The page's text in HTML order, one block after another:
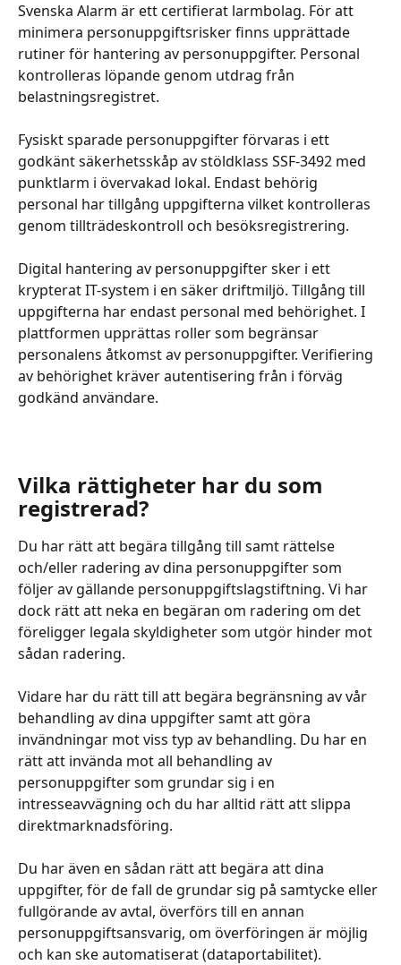
Svenska Alarm är ett certifierat larmbolag. För att
minimera personuppgiftsrisker finns upprättade
rutiner för hantering av personuppgifter. Personal
kontrolleras löpande genom utdrag från
belastningsregistret.
Fysiskt sparade personuppgifter förvaras i ett
godkänt säkerhetsskåp av stöldklass SSF-3492 med
punktlarm i övervakad lokal. Endast behörig
personal har tillgång uppgifterna vilket kontrolleras
genom tillträdeskontroll och besöksregistrering.
Digital hantering av personuppgifter sker i ett
krypterat IT-system i en säker driftmiljö. Tillgång till
uppgifterna har endast personal med behörighet. I
plattformen upprättas roller som begränsar
personalens åtkomst av personuppgifter. Verifiering
av behörighet kräver autentisering från i förväg
godkänd användare.
Vilka rättigheter har du som
registrerad?
Du har rätt att begära tillgång till samt rättelse
och/eller radering av dina personuppgifter som
följer av gällande personuppgiftslagstiftning. Vi har
dock rätt att neka en begäran om radering om det
föreligger legala skyldigheter som utgör hinder mot
sådan radering.
Vidare har du rätt till att begära begränsning av vår
behandling av dina uppgifter samt att göra
invändningar mot viss typ av behandling. Du har en
rätt att invända mot all behandling av
personuppgifter som grundar sig i en
intresseavvägning och du har alltid rätt att slippa
direktmarknadsföring.
Du har även en sådan rätt att begära att dina
uppgifter, för de fall de grundar sig på samtycke eller
fullgörande av avtal, överförs till en annan
personuppgiftsansvarig, om överföringen är möjlig
och kan ske automatiserat (dataportabilitet).